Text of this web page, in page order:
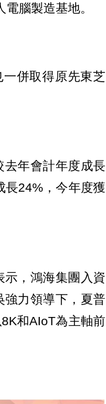
腦製造基地。
併取得原先東芝
去年會計年度成長
長24%，今年度獲
示，鴻海集團入資
強力領導下，夏普
和AIoT為主軸前